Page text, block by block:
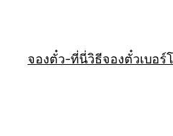
จองตั๋ว-ที่นี่วิธีจองตั๋วเบอ